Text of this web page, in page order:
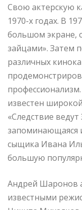
Свою актерскую
1970-х годах. В
большом экране,
зайцами». Затем
различных
известен
«Следствие
запоминающаяся
сыщика Ивана
большую
Андрей Шаронов
известными